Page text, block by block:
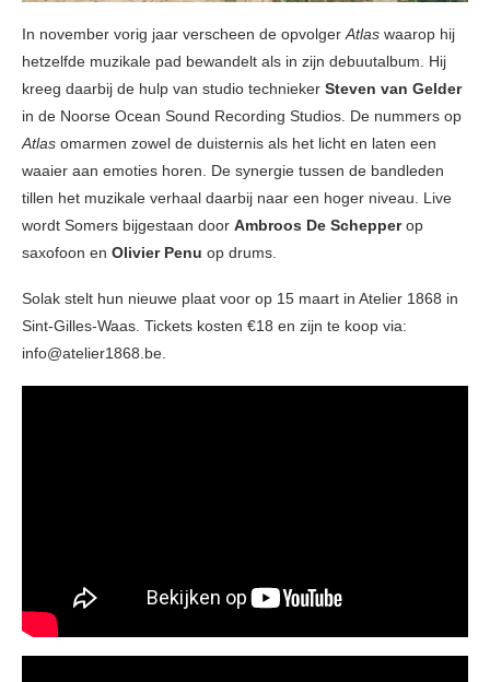
In november vorig jaar verscheen de opvolgerAtlas waarop hij
hetzelfde muzikale pad bewandelt als in zijn debuutalbum. Hij
kreeg daarbij de hulp van studio technieker Steven van Gelder
in de Noorse Ocean Sound Recording Studios. De nummers op
Atlas omarmen zowel de duisternis als het licht en laten een
waaier aan emoties horen. De synergie tussen de bandleden
tillen het muzikale verhaal daarbij naar een hoger niveau. Live
wordt Somers bijgestaan door Ambroos De Schepperop
saxofoon en Olivier Penu op drums.
Solak stelt hun nieuwe plaat voor op 15 maart in Atelier 1868 in
Sint-Gilles-Waas. Tickets kosten €18 en zijn te koop via:
info@atelier1868.be.